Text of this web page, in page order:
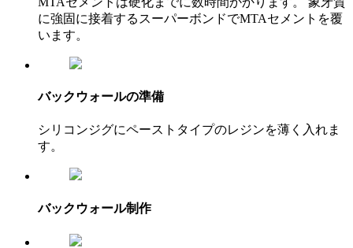
に強固に接着するスーパーボンドでMTAセメントを覆
います。
バックウォールの準備
シリコンジグにペーストタイプのレジンを薄く入れま
す。
バックウォール制作